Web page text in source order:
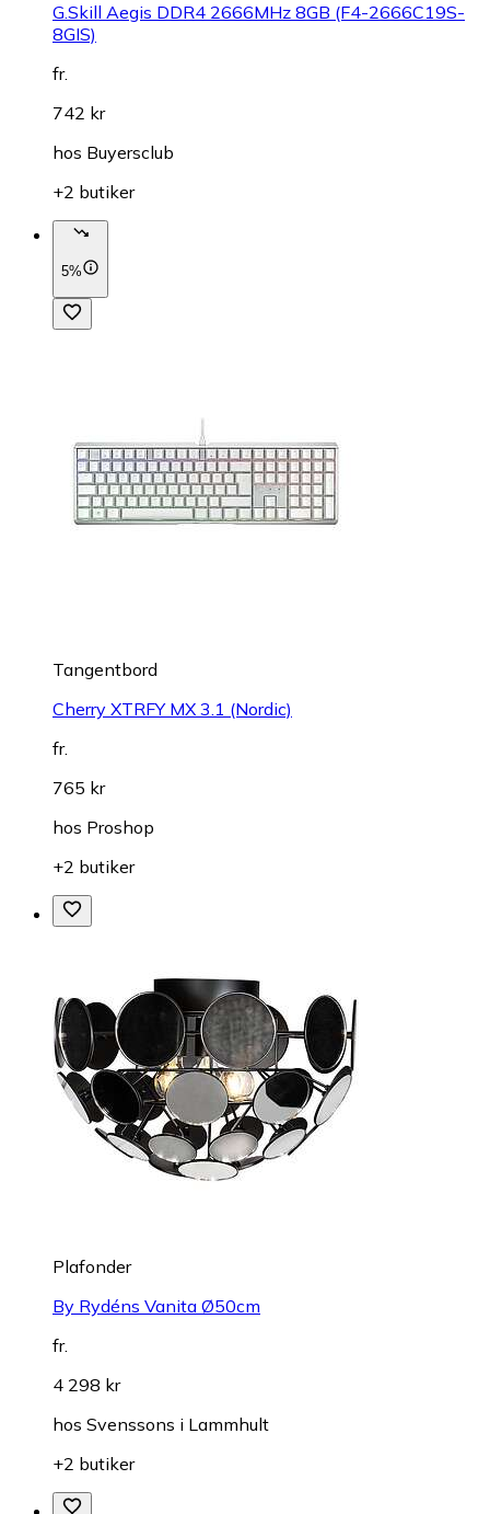
G.Skill Aegis DDR4 2666MHz 8GB (F4-2666C19S-
8GIS)
fr.
742 kr
hos Buyersclub
+2 butiker
5%
Tangentbord
Cherry XTRFY MX 3.1 (Nordic)
fr.
765 kr
hos Proshop
+2 butiker
Plafonder
By Rydéns Vanita Ø50cm
fr.
4 298 kr
hos Svenssons i Lammhult
+2 butiker